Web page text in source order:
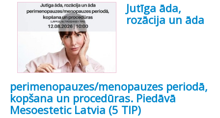
Jutīga āda,
rozācija un āda
perimenopauzes/menopauzes periodā,
kopšana un procedūras. Piedāvā
Mesoestetic Latvia (5 TIP)